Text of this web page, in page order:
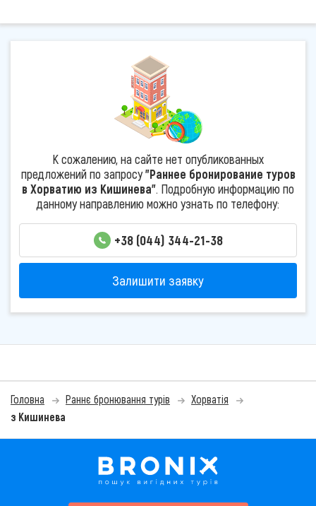
К сожалению, на сайте нет опубликованных
предложений по запросу"Раннее бронирование туров
в Хорватию из Кишинева". Подробную информацию по
данному направлению можно узнать по телефону:
+38 (044) 344-21-38
Залишити заявку
Головна Раннє бронювання турів
Хорватія
з Кишинева